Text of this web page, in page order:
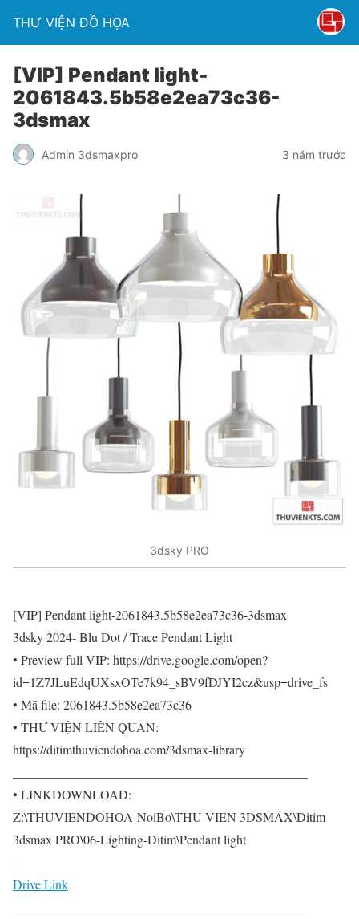
THƯ VIỆN ĐỒ HỌA
[VIP] Pendant light-
2061843.5b58e2ea73c36-
3dsmax
Admin 3dsmaxpro 3 năm trước
3dsky PRO
[VIP] Pendant light-2061843.5b58e2ea73c36-3dsmax
3dsky 2024- Blu Dot / Trace Pendant Light
• Preview full VIP: https://drive.google.com/open?
id=1Z7JLuEdqUXsxOTe7k94_sBV9fDJYI2cz&usp=drive_fs
• Mã file: 2061843.5b58e2ea73c36
• THƯ VIỆN LIÊN QUAN:
https://ditimthuviendohoa.com/3dsmax-library
• LINKDOWNLOAD:
Z:\THUVIENDOHOA-NoiBo\THU VIEN 3DSMAX\Ditim
3dsmax PRO\06-Lighting-Ditim\Pendant light
–
Drive Link